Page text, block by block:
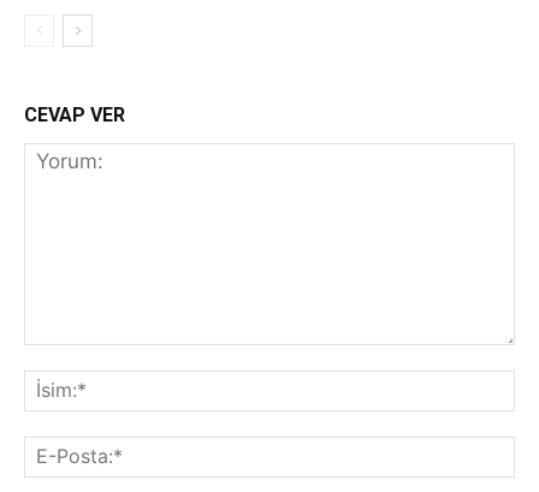
CEVAP VER
Yorum:
E-